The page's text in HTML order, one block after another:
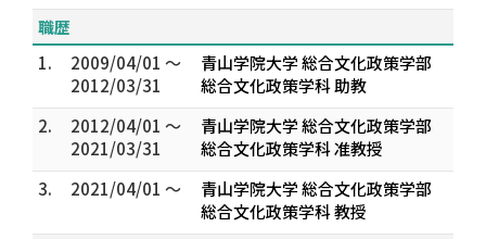
職歴
1.
2009/04/01 ～
2012/03/31
青山学院大学 総合文化政策学部
総合文化政策学科 助教
2.
2012/04/01 ～
2021/03/31
青山学院大学 総合文化政策学部
総合文化政策学科 准教授
3.
2021/04/01 ～
青山学院大学 総合文化政策学部
総合文化政策学科 教授